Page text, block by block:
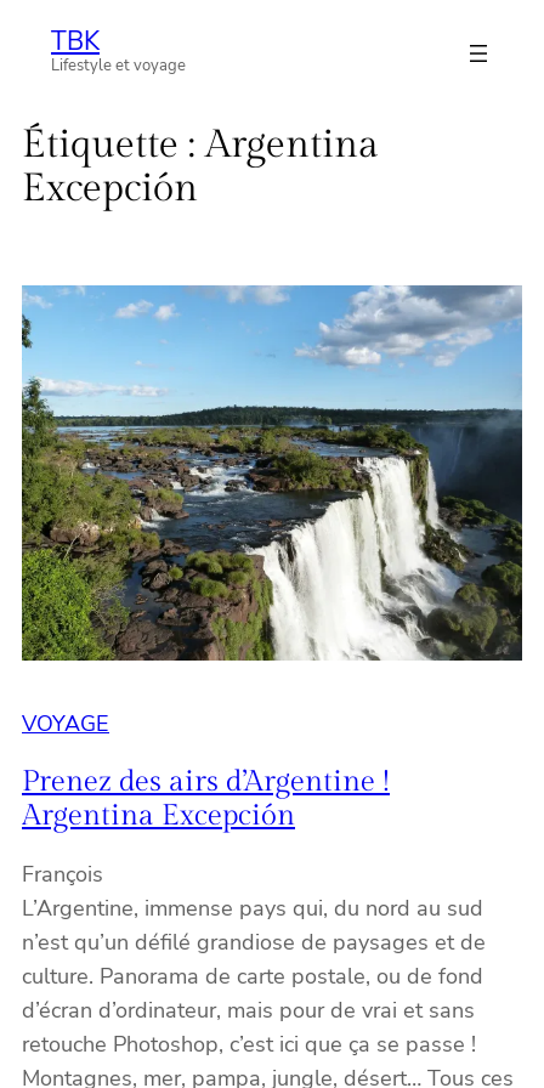
AllerTBK
Lifestyle et voyage
Étiquette :Argentina
Excepción
VOYAGE
Prenez des airs d’Argentine !
Argentina Excepción
François
L’Argentine, immense pays qui, du nord au sud
n’est qu’un défilé grandiose de paysages et de
culture. Panorama de carte postale, ou de fond
d’écran d’ordinateur, mais pour de vrai et sans
retouche Photoshop, c’est ici que ça se passe !
Montagnes, mer, pampa, jungle, désert… Tous ces